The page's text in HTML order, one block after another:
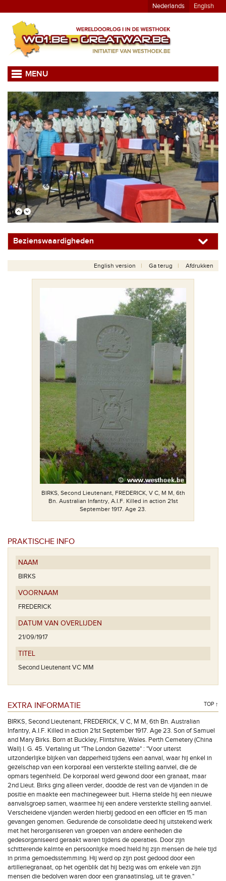
Nederlands English
MENU
Bezienswaardigheden
English version Ga terug Afdrukken
BIRKS, Second Lieutenant, FREDERICK, V C, M M, 6th
Bn. Australian Infantry, A.I.F. Killed in action 21st
September 1917. Age 23.
PRAKTISCHE INFO
NAAM
BIRKS
VOORNAAM
FREDERICK
DATUM VAN OVERLIJDEN
21/09/1917
TITEL
Second Lieutenant VC MM
EXTRA INFORMATIE TOP ↑
BIRKS, Second Lieutenant, FREDERICK, V C, M M, 6th Bn. Australian
Infantry, A.I.F. Killed in action 21st September 1917. Age 23. Son of Samuel
and Mary Birks. Born at Buckley, Flintshire, Wales. Perth Cemetery (China
Wall) I. G. 45. Vertaling uit "The London Gazette" : "Voor uiterst
uitzonderlijke blijken van dapperheid tijdens een aanval, waar hij enkel in
gezelschap van een korporaal een versterkte stelling aanviel, die de
opmars tegenhield. De korporaal werd gewond door een granaat, maar
2nd Lieut. Birks ging alleen verder, doodde de rest van de vijanden in de
positie en maakte een machinegeweer buit. Hierna stelde hij een nieuwe
aanvalsgroep samen, waarmee hij een andere versterkte stelling aanviel.
Verscheidene vijanden werden hierbij gedood en een officier en 15 man
gevangen genomen. Gedurende de consolidatie deed hij uitstekend werk
met het herorganiseren van groepen van andere eenheden die
gedesorganiseerd geraakt waren tijdens de operaties. Door zijn
schitterende kalmte en persoonlijke moed hield hij zijn mensen de hele tijd
in prima gemoedsstemming. Hij werd op zijn post gedood door een
artilleriegranaat, op het ogenblik dat hij bezig was om enkele van zijn
mensen die bedolven waren door een granaatinslag, uit te graven."